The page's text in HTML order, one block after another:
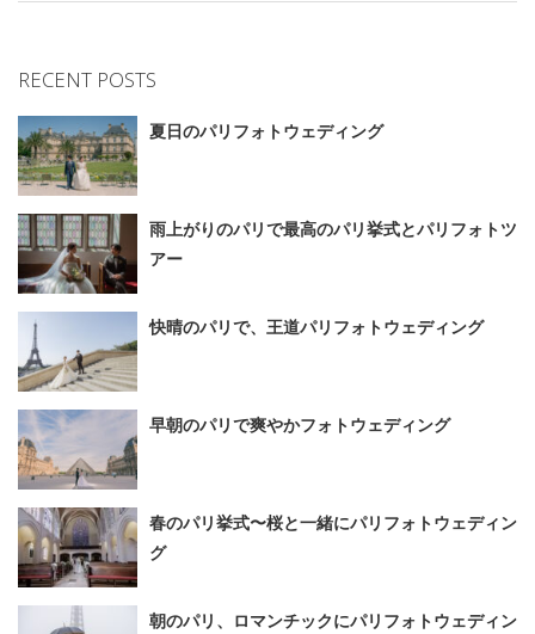
RECENT POSTS
夏日のパリフォトウェディング
雨上がりのパリで最高のパリ挙式とパリフォトツ
アー
快晴のパリで、王道パリフォトウェディング
早朝のパリで爽やかフォトウェディング
春のパリ挙式〜桜と一緒にパリフォトウェディン
グ
朝のパリ、ロマンチックにパリフォトウェディン